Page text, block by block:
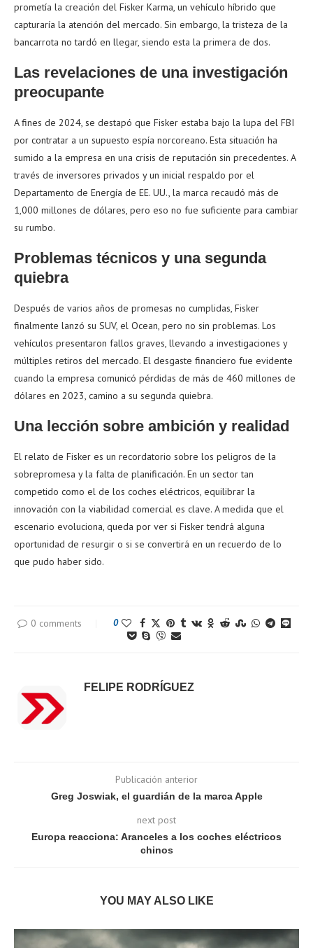
prometía la creación del Fisker Karma, un vehículo híbrido que
capturaría la atención del mercado. Sin embargo, la tristeza de la
bancarrota no tardó en llegar, siendo esta la primera de dos.
Las revelaciones de una investigación
preocupante
A fines de 2024, se destapó que Fisker estaba bajo la lupa del FBI
por contratar a un supuesto espía norcoreano. Esta situación ha
sumido a la empresa en una crisis de reputación sin precedentes. A
través de inversores privados y un inicial respaldo por el
Departamento de Energía de EE. UU., la marca recaudó más de
1,000 millones de dólares, pero eso no fue suficiente para cambiar
su rumbo.
Problemas técnicos y una segunda
quiebra
Después de varios años de promesas no cumplidas, Fisker
finalmente lanzó su SUV, el Ocean, pero no sin problemas. Los
vehículos presentaron fallos graves, llevando a investigaciones y
múltiples retiros del mercado. El desgaste financiero fue evidente
cuando la empresa comunicó pérdidas de más de 460 millones de
dólares en 2023, camino a su segunda quiebra.
Una lección sobre ambición y realidad
El relato de Fisker es un recordatorio sobre los peligros de la
sobrepromesa y la falta de planificación. En un sector tan
competido como el de los coches eléctricos, equilibrar la
innovación con la viabilidad comercial es clave. A medida que el
escenario evoluciona, queda por ver si Fisker tendrá alguna
oportunidad de resurgir o si se convertirá en un recuerdo de lo
que pudo haber sido.
0 comments 0
FELIPE RODRÍGUEZ
Publicación anterior
Greg Joswiak, el guardián de la marca Apple
next post
Europa reacciona: Aranceles a los coches eléctricos
chinos
YOU MAY ALSO LIKE